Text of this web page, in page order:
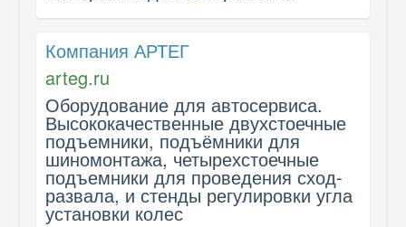
Компания АРТЕГ
arteg.ru
Оборудование для автосервиса.
Высококачественные двухстоечные
подъемники, подъёмники для
шиномонтажа, четырехстоечные
подъемники для проведения сход-
развала, и стенды регулировки угла
установки колес